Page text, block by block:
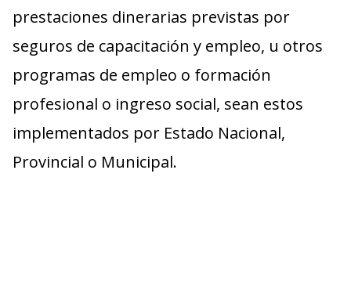
prestaciones dinerarias previstas por
seguros de capacitación y empleo, u otros
programas de empleo o formación
profesional o ingreso social, sean estos
implementados por Estado Nacional,
Provincial o Municipal.